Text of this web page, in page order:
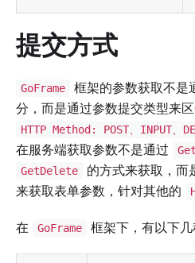
提交方式
GoFrame 框架的参数获取不是
分，而是通过参数提交类型来
HTTP Method: POST、INPUT、
在服务端获取参数不是通过
GetDelete 的方式来获取，而
来获取表单参数，针对其他的
在 GoFrame 框架下，有以下几